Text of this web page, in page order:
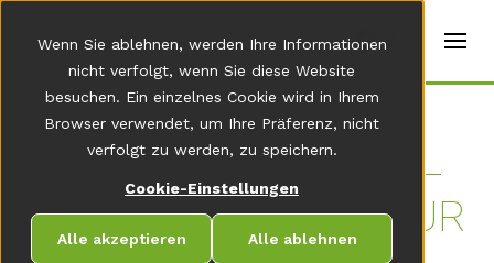
Wenn Sie ablehnen, werden Ihre Informationen
nicht verfolgt, wenn Sie diese Website
besuchen. Ein einzelnes Cookie wird in Ihrem
Browser verwendet, um Ihre Präferenz, nicht
verfolgt zu werden, zu speichern.
Cookie-Einstellungen
Alle akzeptieren Alle ablehnen
t
r
s
E
n
g
de
Home
PA­PER WRAP­PING –
DIE AL­TER­NA­TI­VE ZUR